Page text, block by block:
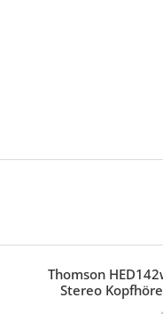
Thomson
Stereo